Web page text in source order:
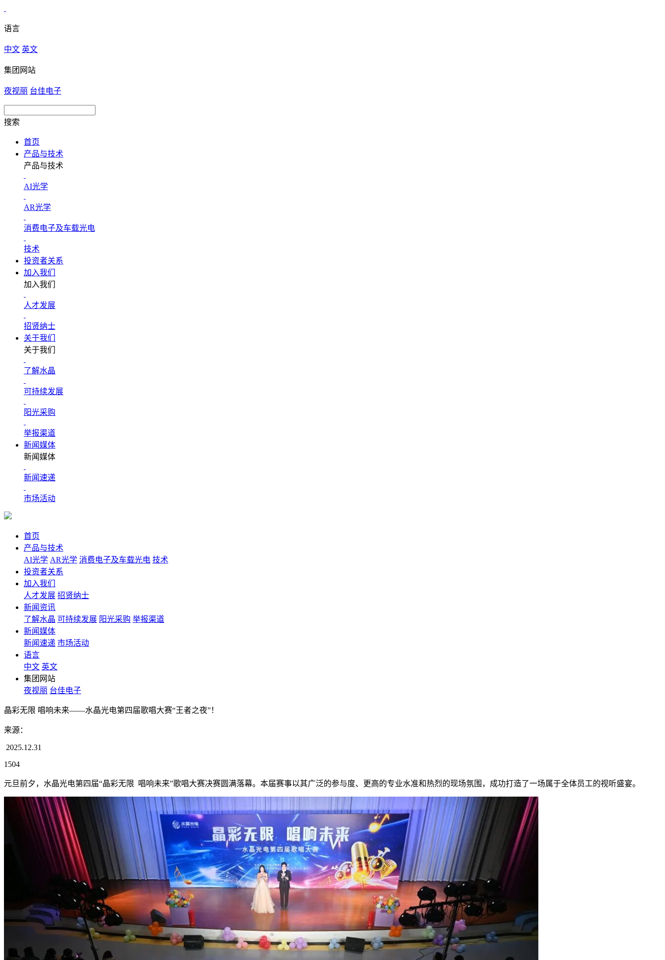
语言
中文 英文
集团网站
夜视丽 台佳电子
搜索
首页
产品与技术
产品与技术
AI光学
AR光学
消费电子及车载光电
技术
投资者关系
加入我们
加入我们
人才发展
招贤纳士
关于我们
关于我们
了解水晶
可持续发展
阳光采购
举报渠道
新闻媒体
新闻媒体
新闻速递
市场活动
首页
产品与技术
AI光学 AR光学 消费电子及车载光电 技术
投资者关系
加入我们
人才发展 招贤纳士
新闻资讯
了解水晶 可持续发展 阳光采购 举报渠道
新闻媒体
新闻速递 市场活动
语言
中文 英文
集团网站
夜视丽 台佳电子
晶彩无限 唱响未来——水晶光电第四届歌唱大赛“王者之夜”！
来源：
2025.12.31
1504
元旦前夕，水晶光电第四届“晶彩无限 唱响未来”歌唱大赛决赛圆满落幕。本届赛事以其广泛的参与度、更高的专业水准和热烈的现场氛围，成功打造了一场属于全体员工的视听盛宴。